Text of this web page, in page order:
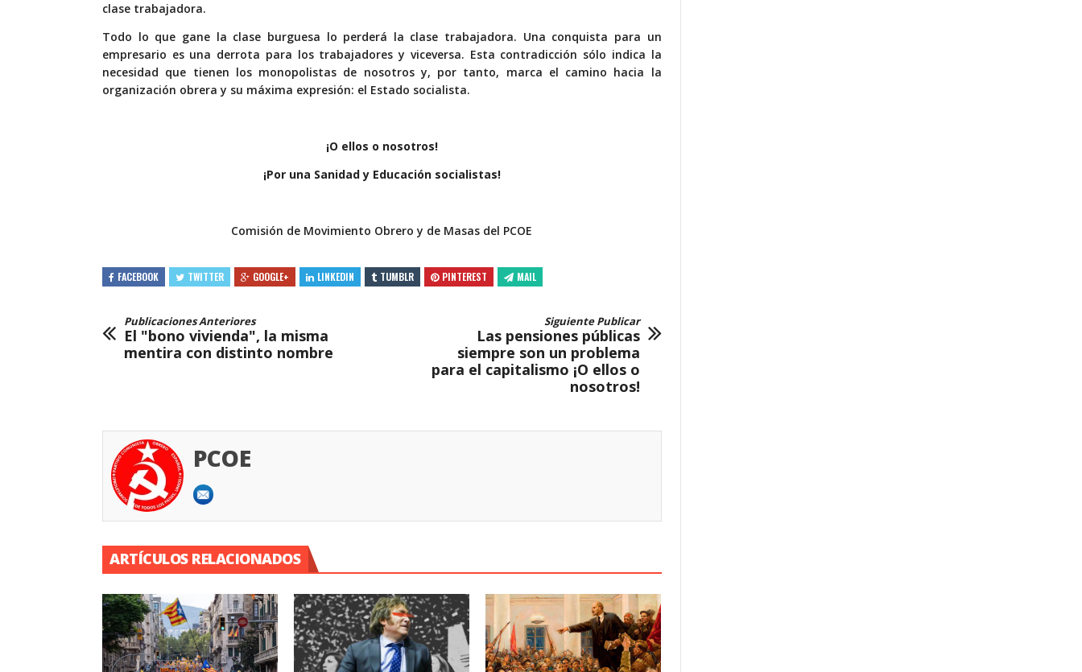
clase trabajadora.
Todo lo que gane la clase burguesa lo perderá la clase trabajadora. Una conquista para un
empresario es una derrota para los trabajadores y viceversa. Esta contradicción sólo indica la
necesidad que tienen los monopolistas de nosotros y, por tanto, marca el camino hacia la
organización obrera y su máxima expresión: el Estado socialista.
¡O ellos o nosotros!
¡Por una Sanidad y Educación socialistas!
Comisión de Movimiento Obrero y de Masas del PCOE
FACEBOOK TWITTER GOOGLE+ LINKEDIN TUMBLR PINTEREST MAIL
Publicaciones Anteriores
El "bono vivienda", la misma
mentira con distinto nombre
Siguiente Publicar
Las pensiones públicas
siempre son un problema
para el capitalismo ¡O ellos o
nosotros!
PCOE
ARTÍCULOS RELACIONADOS